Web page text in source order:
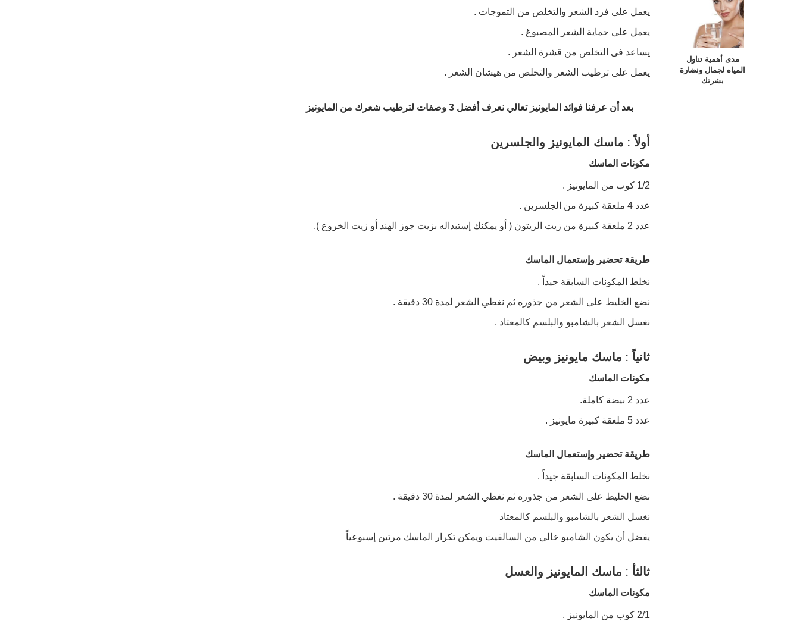
مدى أهمية تناول
المياه لجمال ونضارة
بشرتك
يعمل على فرد الشعر والتخلص من التموجات .
يعمل على حماية الشعر المصبوغ .
يساعد فى التخلص من قشرة الشعر .
يعمل على ترطيب الشعر والتخلص من هيشان الشعر .
بعد أن عرفنا فوائد المايونيز تعالي نعرف أفضل 3 وصفات لترطيب شعرك من المايونيز
أولاً : ماسك المايونيز والجلسرين
مكونات الماسك
1/2 كوب من المايونيز .
عدد 4 ملعقة كبيرة من الجلسرين .
عدد 2 ملعقة كبيرة من زيت الزيتون ( أو يمكنك إستبداله بزيت جوز الهند أو زيت الخروع ).
طريقة تحضير وإستعمال الماسك
نخلط المكونات السابقة جيداً .
نضع الخليط على الشعر من جذوره ثم نغطي الشعر لمدة 30 دقيقة .
نغسل الشعر بالشامبو والبلسم كالمعتاد .
ثانياً : ماسك مايونيز وبيض
مكونات الماسك
عدد 2 بيضة كاملة.
عدد 5 ملعقة كبيرة مايونيز .
طريقة تحضير وإستعمال الماسك
نخلط المكونات السابقة جيداً .
نضع الخليط على الشعر من جذوره ثم نغطي الشعر لمدة 30 دقيقة .
نغسل الشعر بالشامبو والبلسم كالمعتاد
يفضل أن يكون الشامبو خالي من السالفيت ويمكن تكرار الماسك مرتين إسبوعياً
ثالثأ : ماسك المايونيز والعسل
مكونات الماسك
2/1 كوب من المايونيز .